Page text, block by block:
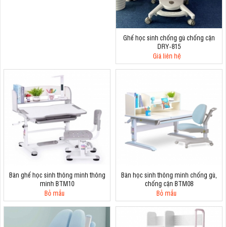
Ghế học sinh chống gù chống cận
DRY-815
Giá liên hệ
Bàn ghế học sinh thông minh thông
minh BTM10
Bỏ mẫu
Bàn học sinh thông minh chống gù,
chống cận BTM08
Bỏ mẫu